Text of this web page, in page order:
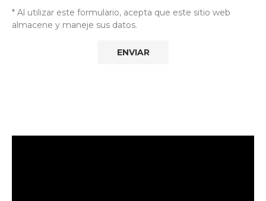
* Al utilizar este formulario, acepta que este sitio web
almacene y maneje sus datos.